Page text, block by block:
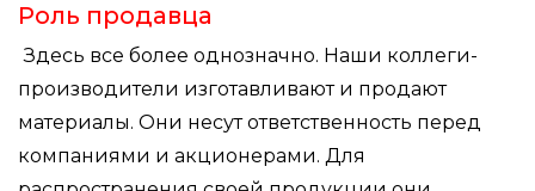
Роль продавца
Здесь все более однозначно. Наши коллеги-
производители изготавливают и продают
материалы. Они несут ответственность перед
компаниями и акционерами. Для